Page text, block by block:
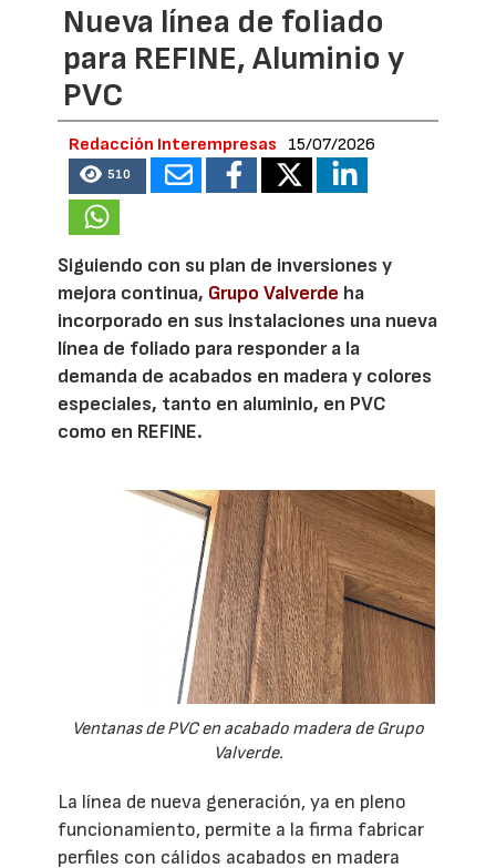
Nueva línea de foliado
para REFINE, Aluminio y
PVC
Redacción Interempresas 15/07/2026
510
Siguiendo con su plan de inversiones y
mejora continua, Grupo Valverde ha
incorporado en sus instalaciones una nueva
línea de foliado para responder a la
demanda de acabados en madera y colores
especiales, tanto en aluminio, en PVC
como en REFINE.
Ventanas de PVC en acabado madera de Grupo
Valverde.
La línea de nueva generación, ya en pleno
funcionamiento, permite a la firma fabricar
perfiles con cálidos acabados en madera